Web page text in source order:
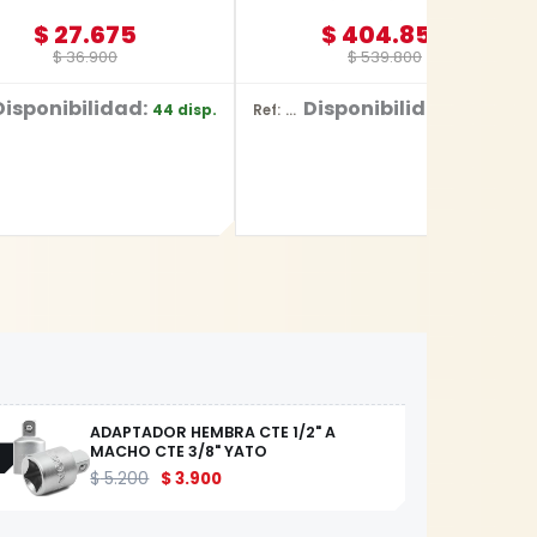
$36.900
$ 27.675
44 disp.
$539.800
$ 404.850
Ref: YT-828135 Disponibilidad:
ADAPTADOR HEMBRA CTE 1/2" A
MACHO CTE 3/8" YATO
$5.200 $3.900